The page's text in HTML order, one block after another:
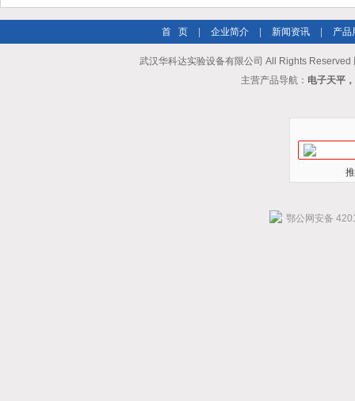
首 页 企业简介 新闻资讯 产品
武汉华科达实验设备有限公司 All Rights Reserved
主营产品导航： 电子天平
鄂公网安备